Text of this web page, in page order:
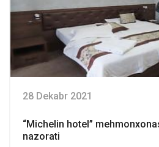
28 Dekabr 2021
“Michelin hotel”
nazorati